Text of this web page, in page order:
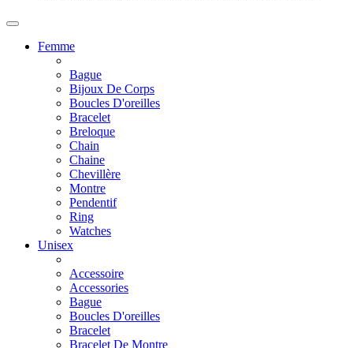
Femme
Bague
Bijoux De Corps
Boucles D'oreilles
Bracelet
Breloque
Chain
Chaine
Chevillère
Montre
Pendentif
Ring
Watches
Unisex
Accessoire
Accessories
Bague
Boucles D'oreilles
Bracelet
Bracelet De Montre